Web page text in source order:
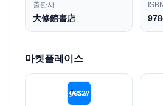
출판사
大修館書店
ISBN
마켓플레이스